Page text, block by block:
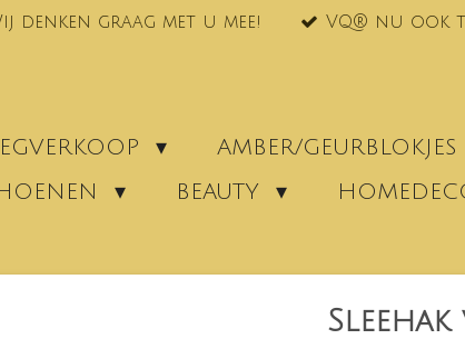
denken graag met u mee! VQ® nu ook
AMBER/
BEAUTY